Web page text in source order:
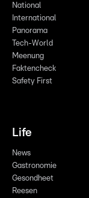
National
International
Panorama
Tech-World
Meenung
Faktencheck
Safety First
Life
News
Gastronomie
Gesondheet
Reesen